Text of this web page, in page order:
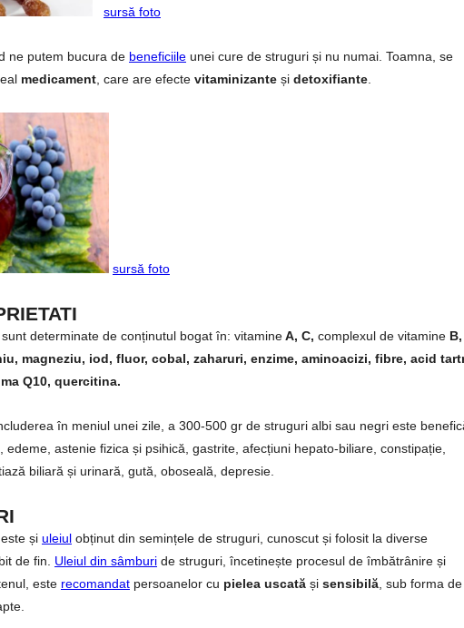
sursă foto
ne putem bucura de beneficiile unei cure de struguri și nu numai. Toamna, se
medicament , care are efecte vitaminizante și detoxifiante
sursă foto
determinate de conținutul bogat în: vitamineA, C, complexul de vitamine
magneziu, iod, fluor, cobal, zaharuri, enzime, aminoacizi, fibre, acid
Q10, quercitina.
în meniul unei zile, a 300-500 gr de struguri albi sau negri este
astenie fizica și psihică, gastrite, afecțiuni hepato-biliare, constipație,
biliară și urinară, gută, oboseală, depresie.
și uleiul obținut din semințele de struguri, cunoscut și folosit la diverse
de fin. Uleiul din sâmburi de struguri, încetinește procesul de îmbătrânire și
este recomandat persoanelor cu pielea uscată și sensibilă , sub forma de